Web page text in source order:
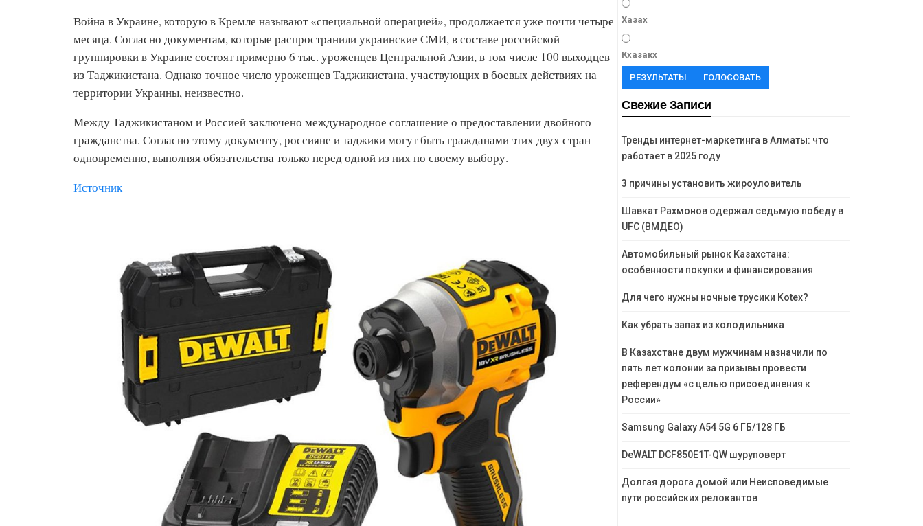
Война в Украине, которую в Кремле называют «специальной операцией», продолжается уже почти четыре
месяца. Согласно документам, которые распространили украинские СМИ, в составе российской
группировки в Украине состоят примерно 6 тыс. уроженцев Центральной Азии, в том числе 100 выходцев
из Таджикистана. Однако точное число уроженцев Таджикистана, участвующих в боевых действиях на
территории Украины, неизвестно.
Между Таджикистаном и Россией заключено международное соглашение о предоставлении двойного
гражданства. Согласно этому документу, россияне и таджики могут быть гражданами этих двух стран
одновременно, выполняя обязательства только перед одной из них по своему выбору.
Источник
Хазах
Кхазакх
РЕЗУЛЬТАТЫ ГОЛОСОВАТЬ
Свежие Записи
Тренды интернет-маркетинга в Алматы: что
работает в 2025 году
3 причины установить жироуловитель
Шавкат Рахмонов одержал седьмую победу в
UFC (ВМДЕО)
Автомобильный рынок Казахстана:
особенности покупки и финансирования
Для чего нужны ночные трусики Kotex?
Как убрать запах из холодильника
В Казахстане двум мужчинам назначили по
пять лет колонии за призывы провести
референдум «с целью присоединения к
России»
Samsung Galaxy A54 5G 6 ГБ/128 ГБ
DeWALT DCF850E1T-QW шуруповерт
Долгая дорога домой или Неисповедимые
пути российских релокантов